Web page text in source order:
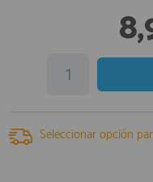
INFORMACION
910 60 71
HORARIO de TIENDA:
Seleccionar opción